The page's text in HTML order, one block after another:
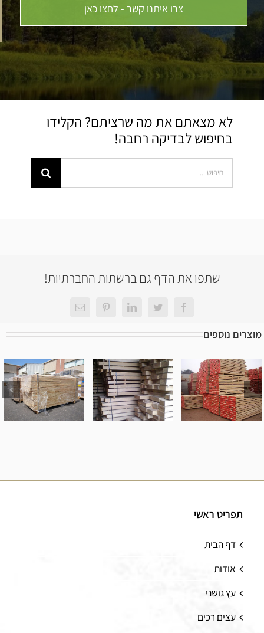
צרו איתנו קשר - לחצו כאן
לא מצאתם את מה שרציתם? הקלידו
בחיפוש לבדיקה רחבה!
Search
for:
שתפו את הדף גם ברשתות החברתיות!
Facebook
Twitter
LinkedIn
Pinterestכתובת
אלקטרוני
מוצרים נוספים
תפריט ראשי
דף הבית
אודות
עץ גושני
עצים רכים